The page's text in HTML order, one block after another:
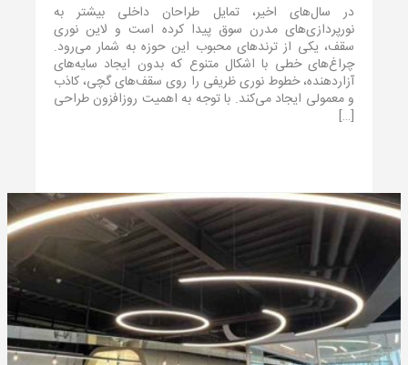
در سال‌های اخیر، تمایل طراحان داخلی بیشتر به
نورپردازی‌های مدرن سوق پیدا کرده است و لاین نوری
سقف، یکی از ترندهای محبوب این حوزه به شمار می‌رود.
چراغ‌های خطی با اشکال متنوع که بدون ایجاد سایه‌های
آزاردهنده، خطوط نوری ظریفی را روی سقف‌های گچی، کاذب
و معمولی ایجاد می‌کند. با توجه به اهمیت روزافزون طراحی
[…]